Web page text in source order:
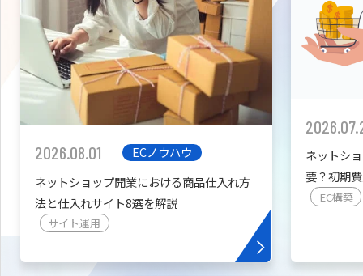
拡張プラグイン一覧
カスタマイズ開発
2026.08.01
ECノウハウ
ネットショップ開業における商品仕入れ方
法と仕入れサイト8選を解説
サイト運用
ネットシ
要？初期
を紹介
EC構築